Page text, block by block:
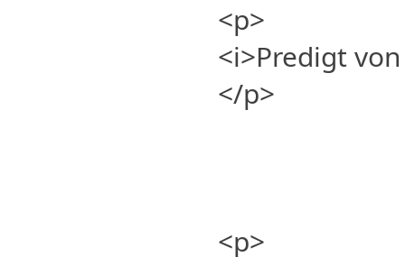
<p>
<i>Predigt
</p>
<p>